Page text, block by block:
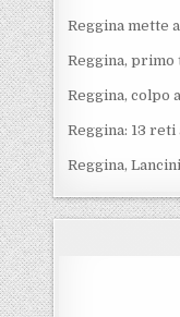
Reggina mette
Reggina, primo
Reggina, colpo
Reggina: 13
Reggina,